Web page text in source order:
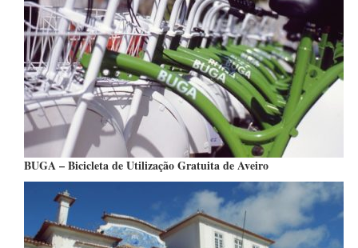
BUGA – Bicicleta de Utilização Gratuita de Aveiro